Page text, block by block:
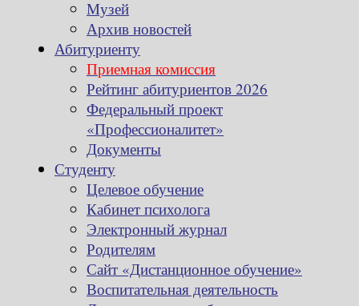
Музей
Архив новостей
Абитуриенту
Приемная комиссия
Рейтинг абитуриентов 2026
Федеральный проект
«Профессионалитет»
Документы
Студенту
Целевое обучение
Кабинет психолога
Электронный журнал
Родителям
Сайт «Дистанционное обучение»
Воспитательная деятельность